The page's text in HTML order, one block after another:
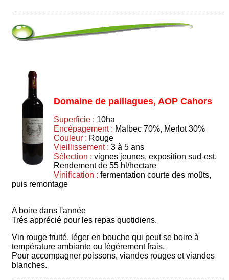
Domaine de paillagues, AOP Cahors
Superficie : 10ha
Encépagement : Malbec 70%, Merlot 30%
Couleur : Rouge
Vieillissement : 3 à 5 ans
Sélection : vignes jeunes, exposition sud-est.
Rendement de 55 hl/hectare
Vinification : fermentation courte des moûts,
puis remontage
A boire dans l'année
Trés apprécié pour les repas quotidiens.
Vin rouge fruité, léger en bouche qui peut se boire à
température ambiante ou légérement frais.
Pour accompagner poissons, viandes rouges et viandes
blanches.